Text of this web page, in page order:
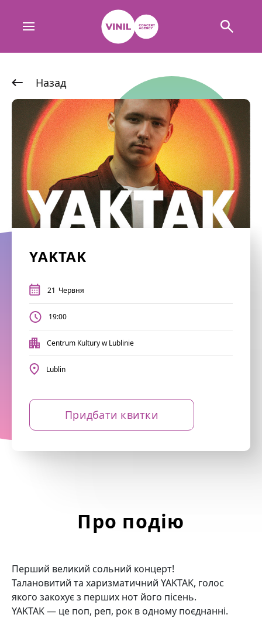
Назад
YAKTAK
21 Червня
19:00
Centrum Kultury w Lublinie
Lublin
Придбати квитки
Про подію
Перший великий сольний концерт!
Талановитий та харизматичний YAKTAK, голос
якого закохує з перших нот його пісень.
YAKTAK — це поп, реп, рок в одному поєднанні.